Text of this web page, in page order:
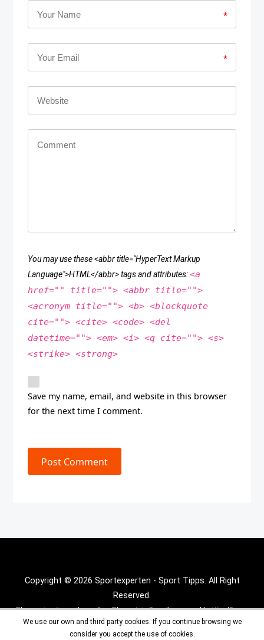
*
*
You may use these <abbr title="HyperText Markup
Language">HTML</abbr> tags and attributes:<a
href="" title=""> <abbr title="">
<acronym title=""> <b> <blockquote
cite=""> <cite> <code> <del
datetime=""> <em> <i> <q cite=""> <s>
<strike> <strong>
Save my name, email, and website in this browser
for the next time I comment.
Post Comment
Copyright © 2026 Sportexperten - Sport Tipps. All Right
Reserved.
Theme :Inx Gametheme By aThemeArt - Proudly powered by WordPress.
We use our own and third party cookies. If you continue browsing we
consider you accept the use of cookies.